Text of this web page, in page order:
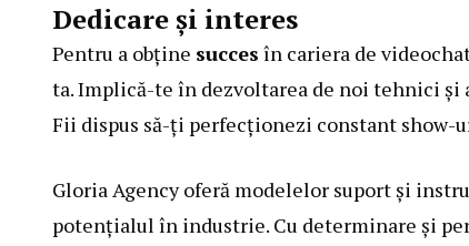
Dedicare și interes
Pentru a obține succes în cariera de
ta. Implică-te în dezvoltarea de noi tehnici
Fii dispus să-ți perfecționezi constant
Gloria Agencyoferă modelelor suport și
potențialul în industrie. Cu determinare și